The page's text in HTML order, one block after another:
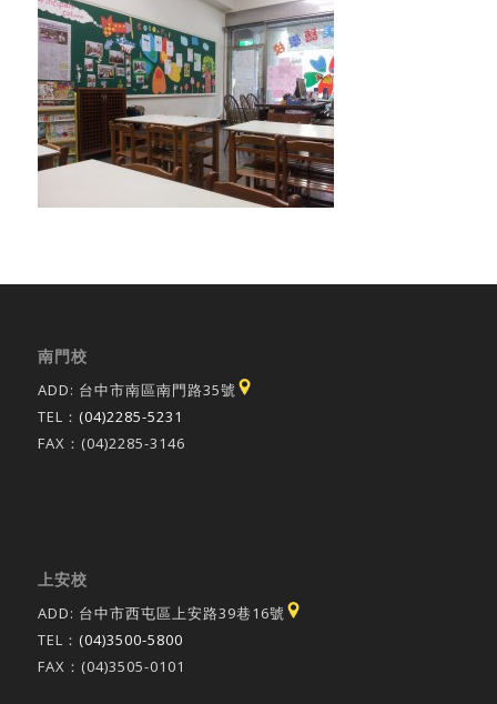
南門校
ADD: 台中市南區南門路35號
TEL： (04)2285-5231
FAX：(04)2285-3146
上安校
ADD: 台中市西屯區上安路39巷16號
TEL： (04)3500-5800
FAX：(04)3505-0101